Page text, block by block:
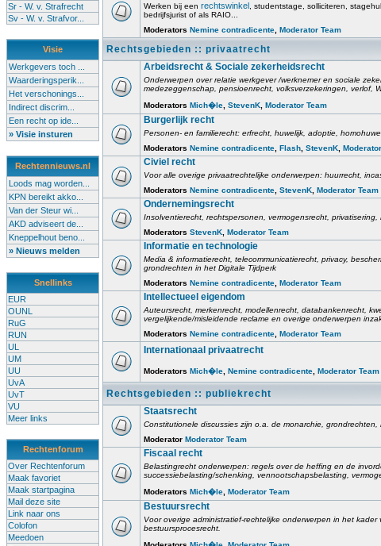
Sr - W. v. Strafrecht
Sv - W. v. Strafvor...
Visie
Werkgevers toch ...
Waarderingsperik...
Het verschonings...
Indirect discrim...
Een recht op ide...
» Visie insturen
Rechtennieuws.nl
Loods mag worden...
KPN bereikt akko...
Van der Steur wi...
AKD adviseert de...
Kneppelhout beno...
» Nieuws melden
Snellinks
EUR
OUNL
RuG
RUN
UL
UM
UU
UvA
UvT
VU
Meer links
Rechtenforum
Over Rechtenforum
Maak favoriet
Maak startpagina
Mail deze site
Link naar ons
Colofon
Meedoen
Werken bij een rechtswinkel , studentstage, solliciteren,
bedrijfsjurist of als RAIO...
Moderators Nemine contradicente Moderator Team
Rechtsgebieden :: privaatrecht
Arbeidsrecht & Sociale zekerheidsrecht
Onderwerpen over relatie werkgever /werknemer en sociale
medezeggenschap, pensioenrecht, volksverzekeringen, verlof,
Moderators Mich�le StevenK Moderator Team
Burgerlijk recht
Personen- en familierecht: erfrecht, huwelijk, adoptie,
Moderators Nemine contradicente Flash StevenK
Civiel recht
Voor alle overige privaatrechtelijke onderwerpen: huurrecht,
Moderators Nemine contradicente StevenK Moderator Team
Ondernemingsrecht
Insolventierecht, rechtspersonen, vermogensrecht, privatisering,
Moderators StevenK Moderator Team
Informatie en technologie
Media & informatierecht, telecommunicatierecht, privacy,
grondrechten in het Digitale Tijdperk
Moderators Nemine contradicente Moderator Team
Intellectueel eigendom
Auteursrecht, merkenrecht, modellenrecht, databankenrecht,
vergelijkende/misleidende reclame en overige onderwerpen
Moderators Nemine contradicente Moderator Team
Internationaal privaatrecht
Moderators Mich�le Nemine contradicente Moderator Team
Rechtsgebieden :: publiekrecht
Staatsrecht
Constitutionele discussies zijn o.a. de monarchie, grondrechten,
Moderator Moderator Team
Fiscaal recht
Belastingrecht onderwerpen: regels over de heffing en de
successiebelasting/schenking, vennootschapsbelasting,
Moderators Mich�le Moderator Team
Bestuursrecht
Voor overige administratief-rechtelijke onderwerpen in het
bestuursprocesrecht.